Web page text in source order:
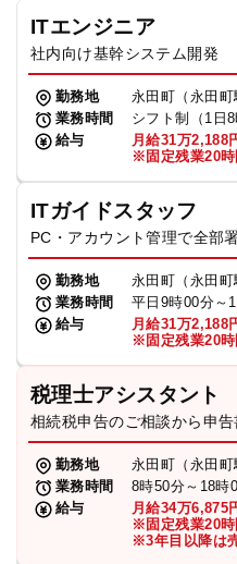
ITエンジニア
社内向け基幹システム開発
勤務地
永田町（永田町
業務時間
シフト制（1日
給与
月給31万2,188
※固定残業20
ITガイドスタッフ
PC・アカウント管理で全部
勤務地
永田町（永田町
業務時間
平日9時00分～
給与
月給31万2,188
※固定残業20
税理士アシスタント
相続税申告のご相談から申
勤務地
永田町（永田町
業務時間
8時50分～18時
給与
月給34万6,875
※固定残業20時
※3年目以降は